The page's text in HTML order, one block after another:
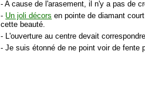
- A cause de l'arasement, il n'y a pas de
- Un joli décors en pointe de diamant
cette beauté.
- L'ouverture au centre devait
- Je suis étonné de ne point voir de fente